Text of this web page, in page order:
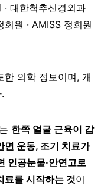
대한척추신경외과
원 · AMISS 정회원
한 의학 정보이며, 개
한쪽 얼굴 근육이 갑
면 운동, 조기 치료가
인공눈물·안연고로
료를 시작하는 것이